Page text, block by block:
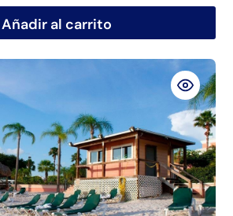
Añadir al carrito